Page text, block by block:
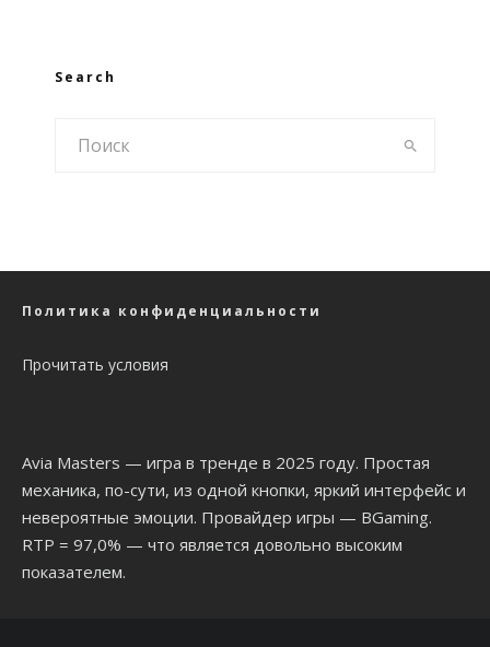
Search
Политика конфиденциальности
Прочитать условия
Avia Masters — игра в тренде в 2025 году. Простая
механика, по-сути, из одной кнопки, яркий интерфейс и
невероятные эмоции. Провайдер игры — BGaming.
RTP = 97,0% — что является довольно высоким
показателем.